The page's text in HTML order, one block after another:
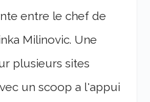
entre le chef de
Milinovic. Une
plusieurs sites
un scoop a l'appui